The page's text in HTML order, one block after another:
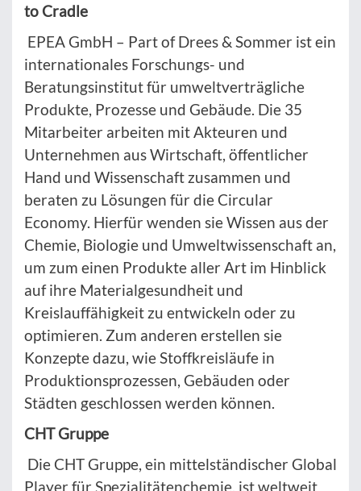
to Cradle
EPEA GmbH – Part of Drees & Sommer ist ein
internationales Forschungs- und
Beratungsinstitut für umweltverträgliche
Produkte, Prozesse und Gebäude. Die 35
Mitarbeiter arbeiten mit Akteuren und
Unternehmen aus Wirtschaft, öffentlicher
Hand und Wissenschaft zusammen und
beraten zu Lösungen für die Circular
Economy. Hierfür wenden sie Wissen aus der
Chemie, Biologie und Umweltwissenschaft an,
um zum einen Produkte aller Art im Hinblick
auf ihre Materialgesundheit und
Kreislauffähigkeit zu entwickeln oder zu
optimieren. Zum anderen erstellen sie
Konzepte dazu, wie Stoffkreisläufe in
Produktionsprozessen, Gebäuden oder
Städten geschlossen werden können.
CHT Gruppe
Die CHT Gruppe, ein mittelständischer Global
Player für Spezialitätenchemie, ist weltweit